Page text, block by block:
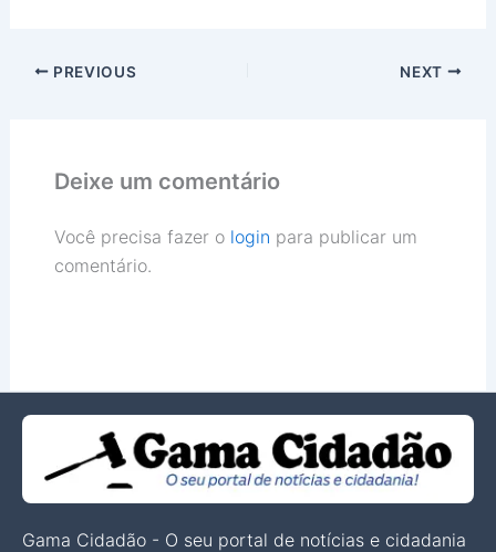
PREVIOUS NEXT
Deixe um comentário
Você precisa fazer o login para publicar um
comentário.
Gama Cidadão - O seu portal de notícias e cidadania